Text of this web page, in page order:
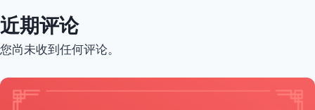
近期评论
您尚未收到任何评论。